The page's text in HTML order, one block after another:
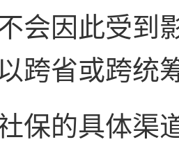
会因此受到
跨省或跨统
保的具体渠